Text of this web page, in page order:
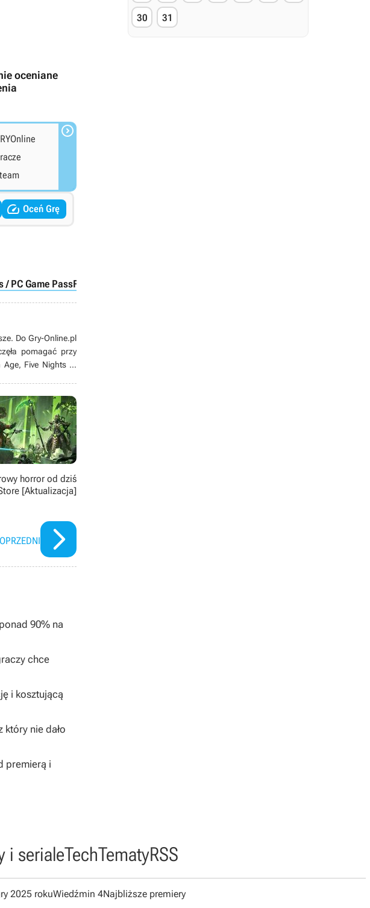
oceniane

 Oceń Grę
/ PC Game PassFind Your Next Game
Do Gry-Online.pl
pomagać przy
Five Nights at
horror od dziś
[Aktualizacja]
90% na
chce
i kosztującą
nie dało
premierą i
30 31
i serialeTechTematyRSS
2025 rokuWiedźmin 4Najbliższe premiery